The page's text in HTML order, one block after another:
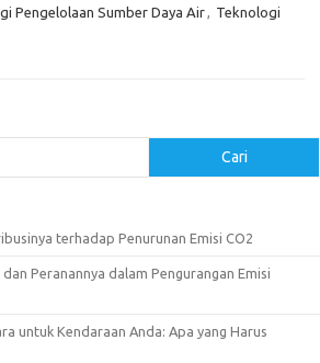
Pengelolaan Sumber Daya Air, Teknologi
Cari
terhadap Penurunan Emisi CO2
Peranannya dalam Pengurangan Emisi
untuk Kendaraan Anda: Apa yang Harus